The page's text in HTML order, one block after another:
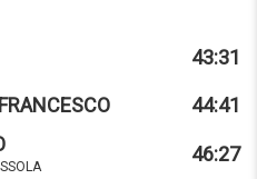
43:31
44:41
46:27